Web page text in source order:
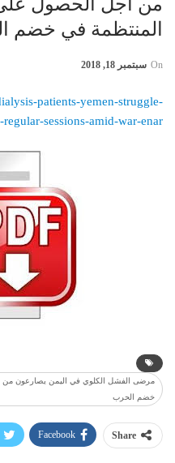
المنتظمة في خضم
On سبتمبر 18, 2018
patients-yemen-struggle-
regular-sessions-amid-war-enar
مرضى الفشل الكلوي في اليمن يصارعون
خضم الحرب
Share
Facebook